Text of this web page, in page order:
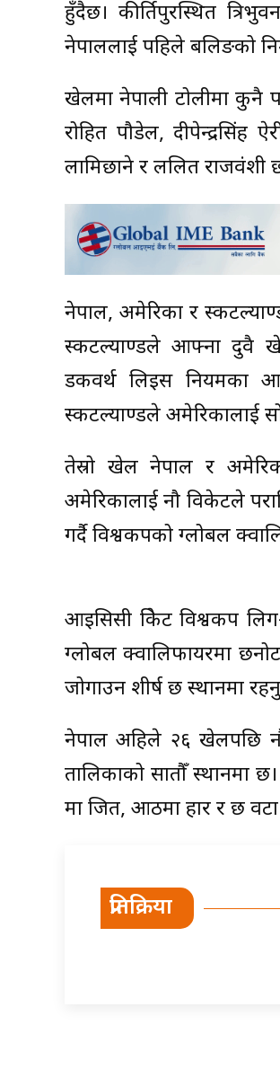
हुँदैछ। कीर्तिपुरस्थित
नेपाललाई पहिले बलिङको
खेलमा नेपाली टोलीमा
रोहित पौडेल,
लामिछाने र ललित राजवंशी
नेपाल, अमेरिका र
स्कटल्याण्डले आफ्ना दुवै
डकवर्थ लिइस नियमका
स्कटल्याण्डले अमेरिकालाई
तेस्रो खेल नेपाल र
अमेरिकालाई नौ विकेटले
गर्दै विश्वकपको ग्लोबल
आइसिसी क्रिकेट विश्वकप
ग्लोबल क्वालिफायरमा
जोगाउन शीर्ष छ स्थानमा
नेपाल अहिले २६ खेलपछि
तालिकाको सातौँ स्थानमा
मा जित, आठमा हार र छ
प्रतिक्रिया